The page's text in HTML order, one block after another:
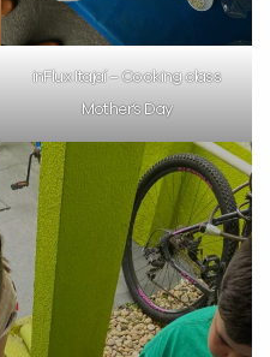
inFlux Itajaí – Cooking class
Mother’s Day